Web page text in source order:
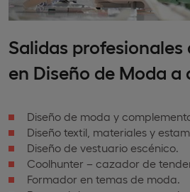
Salidas profesionales
en Diseño de Moda a
Diseño de moda y
Diseño textil, materiales y
Diseño de vestuario escénico.
Coolhunter – cazador de
Formador en temas de moda.